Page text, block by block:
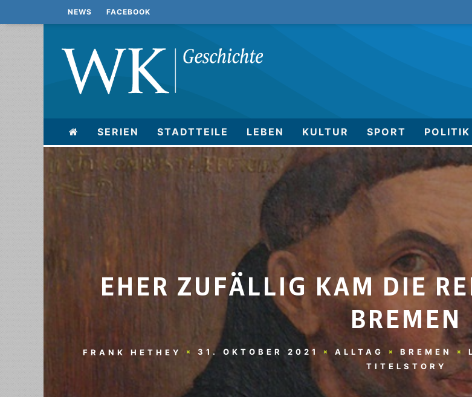
NEWS FACEBOOK
SERIEN STADTTEILE LEBEN KULTUR SPORT POLITIK
EHER ZUFÄLLIG KAM DIE
BREMEN
FRANK HETHEY 31. OKTOBER 2021 ALLTAG BREMEN
TITELSTORY